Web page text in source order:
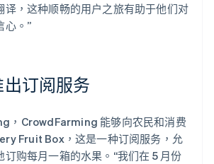
译，这种顺畅的用户之旅有助于他们对
心。”
订阅服务
，CrowdFarming 能够向农民和消费
Fruit Box，这是一种订阅服务，允
购每月一箱的水果。“我们在 5 月份